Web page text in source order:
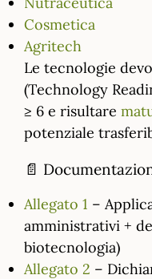
Cosmetica
Agritech
Le tecnologie
(Technology
≥ 6 e risultare
potenziale
📄
Allegato 1 –
amministrativi +
biotecnologia)
Allegato 2 –